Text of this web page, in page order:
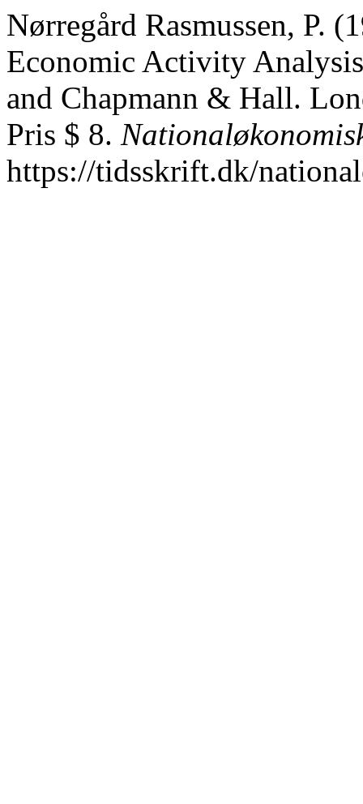
Nørregård Rasmussen, P.
Economic Activity
and Chapmann & Hall.
Pris $ 8.
https://tidsskrift.dk/